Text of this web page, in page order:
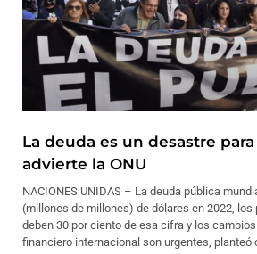
La deuda es un desastre
advierte la ONU
NACIONES UNIDAS – La deuda pública
(millones de millones) de dólares en 2022, los
deben 30 por ciento de esa cifra y los
financiero internacional son urgentes, planteó